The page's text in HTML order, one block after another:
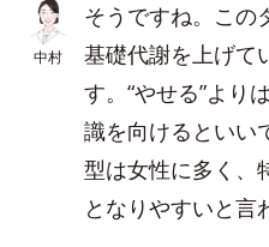
中村
そうですね。この
基礎代謝を上げて
す。“やせる”より
識を向けるといい
型は女性に多く、
となりやすいと言